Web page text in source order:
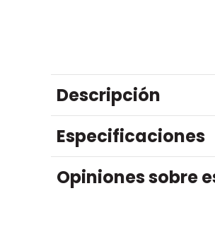
Descripción
Especificaciones
Opiniones sobre